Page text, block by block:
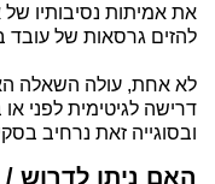
את אמיתות נסיבותיו
להזים גרסאות של עובד
לא אחת, עולה השאלה
דרישה לגיטימית לפני
ובסוגייה זאת נרחיב
האם ניתן לדרוש